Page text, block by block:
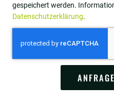
gespeichert werden.
Datenschutzerklärung.